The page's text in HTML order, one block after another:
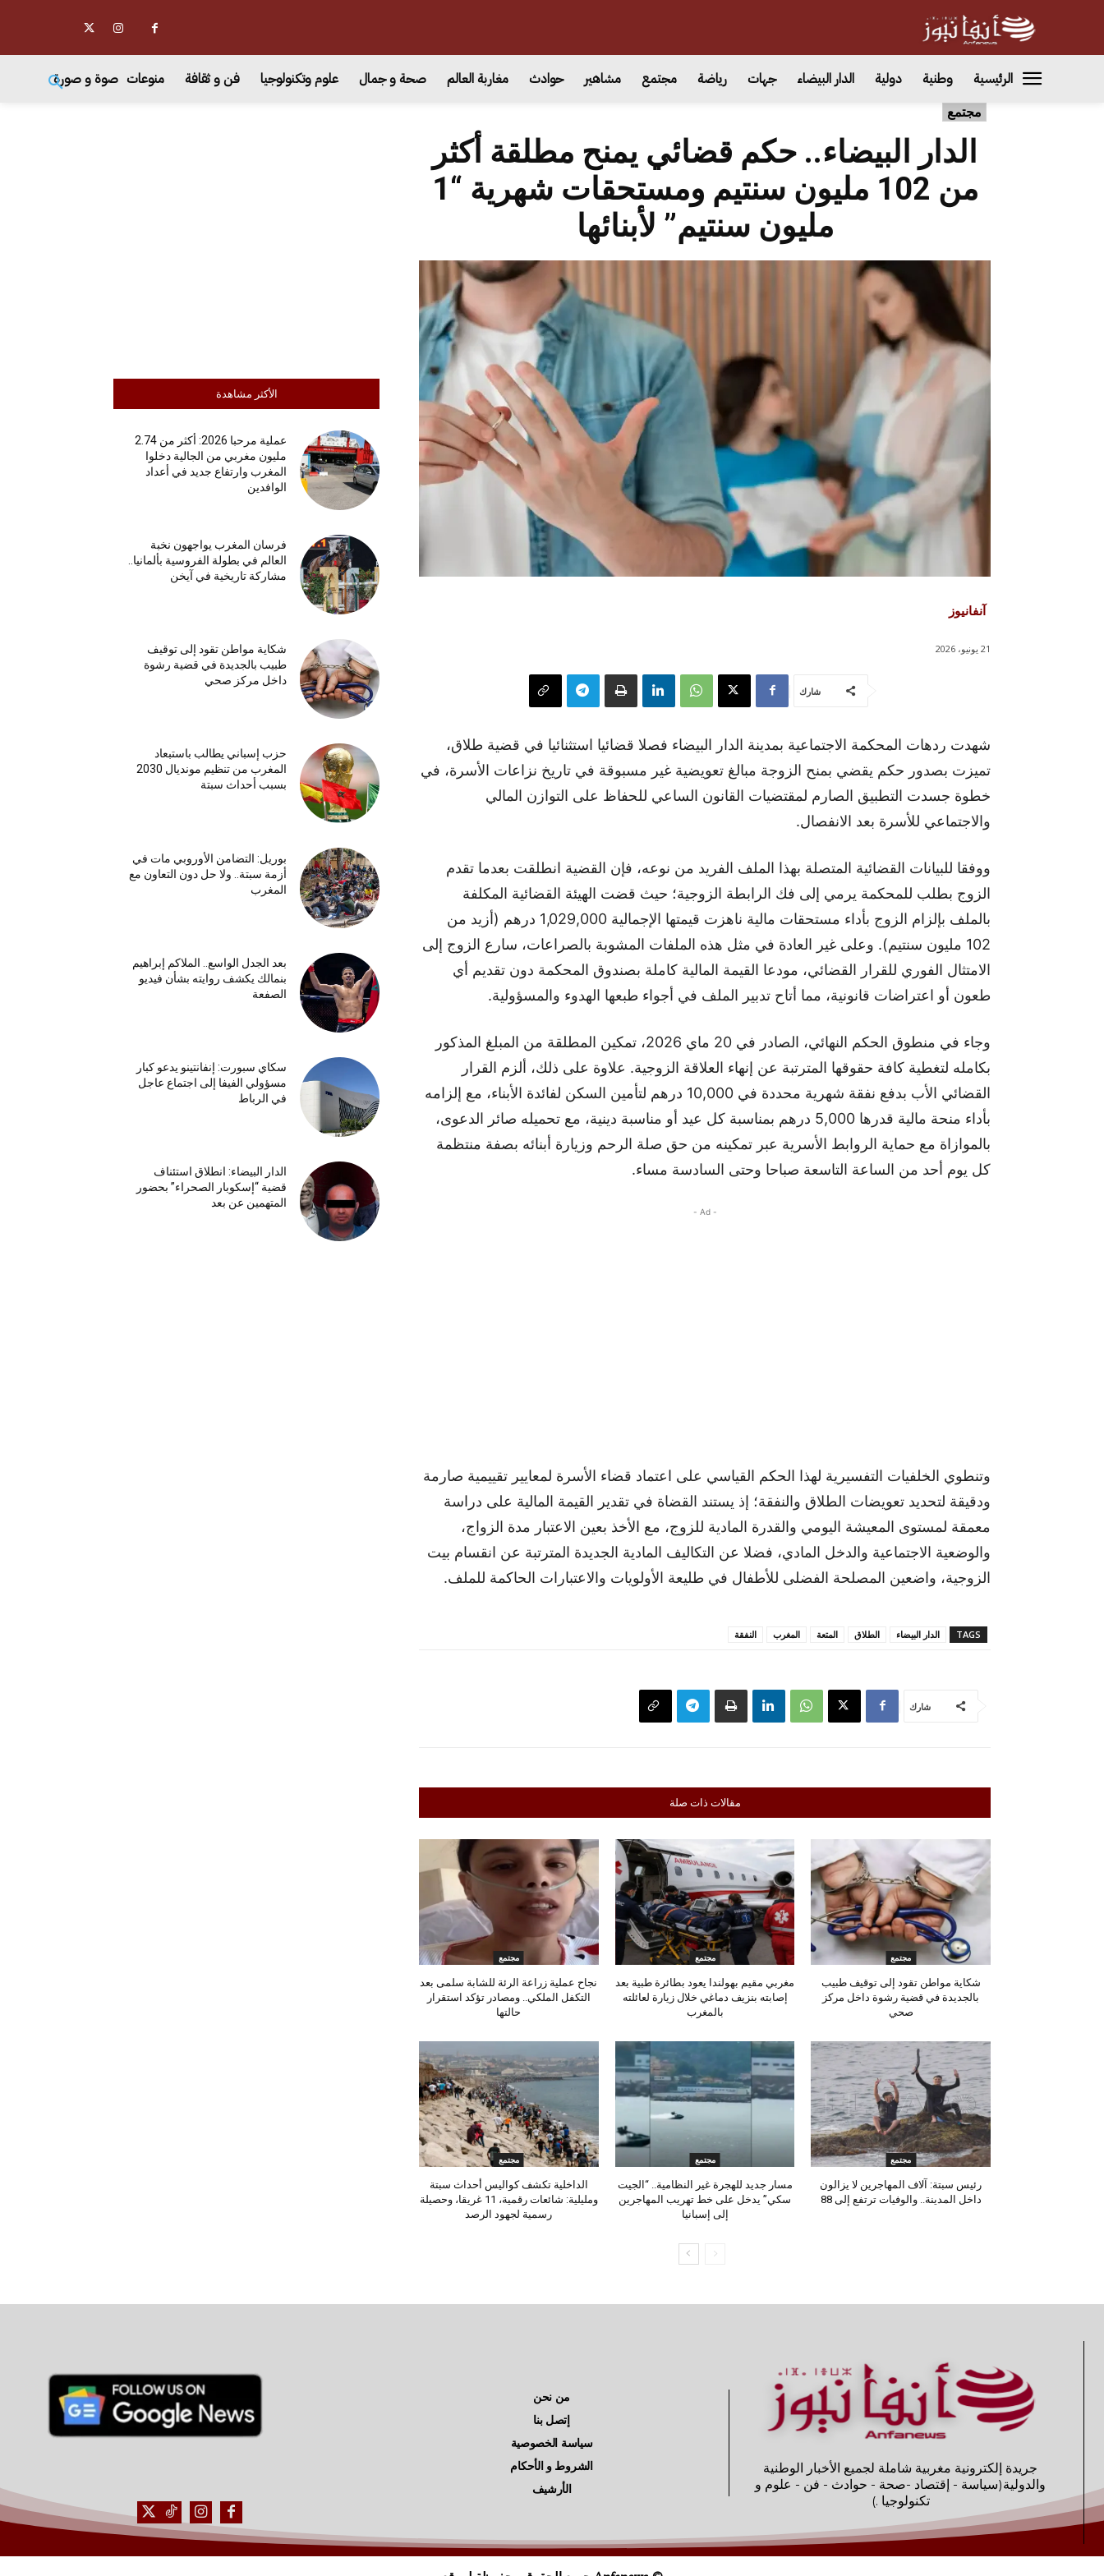
الرئيسية وطنية دولية الدار البيضاء جهات رياضة مجتمع مشاهير حوادث مغاربة العالم صحة و جمال علوم وتكنولوجيا فن و ثقافة منوعات صوة و صورة
مجتمع
الأكثر مشاهدة
عملية مرحبا 2026: أكثر من 2.74
مليون مغربي من الجالية دخلوا
المغرب وارتفاع جديد في أعداد
الوافدين
فرسان المغرب يواجهون نخبة
العالم في بطولة الفروسية بألمانيا..
مشاركة تاريخية في آيخن
شكاية مواطن تقود إلى توقيف
طبيب بالجديدة في قضية رشوة
داخل مركز صحي
حزب إسباني يطالب باستبعاد
المغرب من تنظيم مونديال 2030
بسبب أحداث سبتة
بوريل: التضامن الأوروبي مات في
أزمة سبتة.. ولا حل دون التعاون مع
المغرب
بعد الجدل الواسع.. الملاكم إبراهيم
بنمالك يكشف روايته بشأن فيديو
الصفعة
سكاي سبورت: إنفانتينو يدعو كبار
مسؤولي الفيفا إلى اجتماع عاجل
في الرباط
الدار البيضاء: انطلاق استئناف
قضية “إسكوبار الصحراء” بحضور
المتهمين عن بعد
الدار البيضاء.. حكم قضائي يمنح مطلقة أكثر
من 102 مليون سنتيم ومستحقات شهرية “1
مليون سنتيم” لأبنائها
آنفانيوز
21 يونيو، 2026
شارك
شهدت ردهات المحكمة الاجتماعية بمدينة الدار البيضاء فصلا قضائيا استثنائيا في قضية طلاق،
تميزت بصدور حكم يقضي بمنح الزوجة مبالغ تعويضية غير مسبوقة في تاريخ نزاعات الأسرة، في
خطوة جسدت التطبيق الصارم لمقتضيات القانون الساعي للحفاظ على التوازن المالي
والاجتماعي للأسرة بعد الانفصال.
ووفقا للبيانات القضائية المتصلة بهذا الملف الفريد من نوعه، فإن القضية انطلقت بعدما تقدم
الزوج بطلب للمحكمة يرمي إلى فك الرابطة الزوجية؛ حيث قضت الهيئة القضائية المكلفة
بالملف بإلزام الزوج بأداء مستحقات مالية ناهزت قيمتها الإجمالية 1,029,000 درهم (أزيد من
102 مليون سنتيم). وعلى غير العادة في مثل هذه الملفات المشوبة بالصراعات، سارع الزوج إلى
الامتثال الفوري للقرار القضائي، مودعا القيمة المالية كاملة بصندوق المحكمة دون تقديم أي
طعون أو اعتراضات قانونية، مما أتاح تدبير الملف في أجواء طبعها الهدوء والمسؤولية.
وجاء في منطوق الحكم النهائي، الصادر في 20 ماي 2026، تمكين المطلقة من المبلغ المذكور
بكامله لتغطية كافة حقوقها المترتبة عن إنهاء العلاقة الزوجية. علاوة على ذلك، ألزم القرار
القضائي الأب بدفع نفقة شهرية محددة في 10,000 درهم لتأمين السكن لفائدة الأبناء، مع إلزامه
بأداء منحة مالية قدرها 5,000 درهم بمناسبة كل عيد أو مناسبة دينية، مع تحميله صائر الدعوى،
بالموازاة مع حماية الروابط الأسرية عبر تمكينه من حق صلة الرحم وزيارة أبنائه بصفة منتظمة
كل يوم أحد من الساعة التاسعة صباحا وحتى السادسة مساء.
- Ad -
وتنطوي الخلفيات التفسيرية لهذا الحكم القياسي على اعتماد قضاء الأسرة لمعايير تقييمية صارمة
ودقيقة لتحديد تعويضات الطلاق والنفقة؛ إذ يستند القضاة في تقدير القيمة المالية على دراسة
معمقة لمستوى المعيشة اليومي والقدرة المادية للزوج، مع الأخذ بعين الاعتبار مدة الزواج،
والوضعية الاجتماعية والدخل المادي، فضلا عن التكاليف المادية الجديدة المترتبة عن انقسام بيت
الزوجية، واضعين المصلحة الفضلى للأطفال في طليعة الأولويات والاعتبارات الحاكمة للملف.
TAGS الدار البيضاء الطلاق المتعة المغرب النفقة
شارك
مقالات ذات صلة
مجتمع
شكاية مواطن تقود إلى توقيف طبيب
بالجديدة في قضية رشوة داخل مركز
صحي
مجتمع
مغربي مقيم بهولندا يعود بطائرة طبية بعد
إصابته بنزيف دماغي خلال زيارة لعائلته
بالمغرب
مجتمع
نجاح عملية زراعة الرئة للشابة سلمى بعد
التكفل الملكي.. ومصادر تؤكد استقرار
حالتها
مجتمع
رئيس سبتة: آلاف المهاجرين لا يزالون
داخل المدينة.. والوفيات ترتفع إلى 88
مجتمع
مسار جديد للهجرة غير النظامية.. “الجيت
سكي” يدخل على خط تهريب المهاجرين
إلى إسبانيا
مجتمع
الداخلية تكشف كواليس أحداث سبتة
ومليلية: شائعات رقمية، 11 غريقا، وحصيلة
رسمية لجهود الرصد
جريدة إلكترونية مغربية شاملة لجميع الأخبار الوطنية
والدولية(سياسة - إقتصاد -صحة - حوادث - فن - علوم و
تكنولوجيا .)
من نحن
إتصل بنا
سياسة الخصوصية
الشروط و الأحكام
الأرشيف